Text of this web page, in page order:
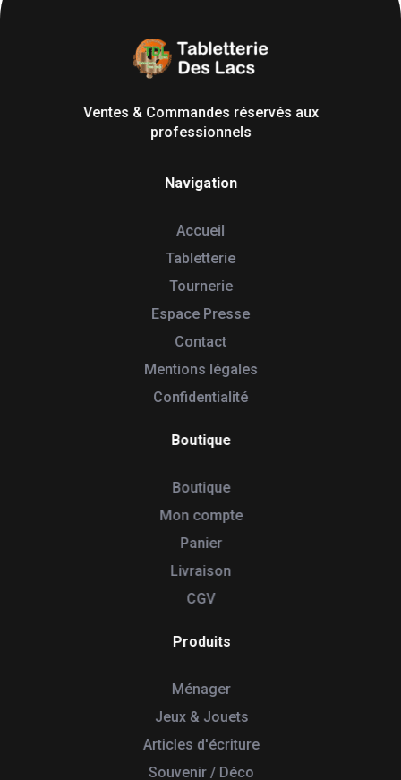
Ventes & Commandes réservés aux
professionnels
Navigation
Accueil
Tabletterie
Tournerie
Espace Presse
Contact
Mentions légales
Confidentialité
Boutique
Boutique
Mon compte
Panier
Livraison
CGV
Produits
Ménager
Jeux & Jouets
Articles d'écriture
Souvenir / Déco